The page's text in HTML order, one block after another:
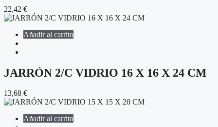
22,42 €
Añadir al carrito
JARRÓN 2/C VIDRIO 16 X 16 X 24 CM
13,68 €
Añadir al carrito